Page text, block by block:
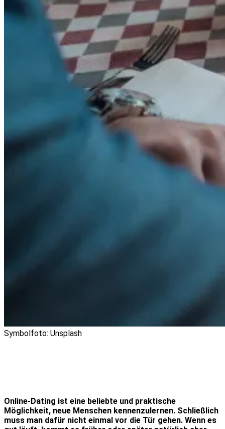
Symbolfoto: Unsplash
Online-Dating ist eine beliebte und praktische
Möglichkeit, neue Menschen kennenzulernen. Schließlich
muss man dafür nicht einmal vor die Tür gehen. Wenn es